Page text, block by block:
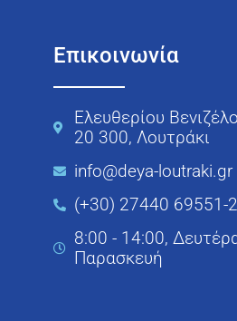
Επικοινωνία
Ελευθερίου
20 300, Λουτράκι
info@deya-loutraki.gr
(+30) 27440 69551-2
8:00 - 14:00,
Παρασκευή